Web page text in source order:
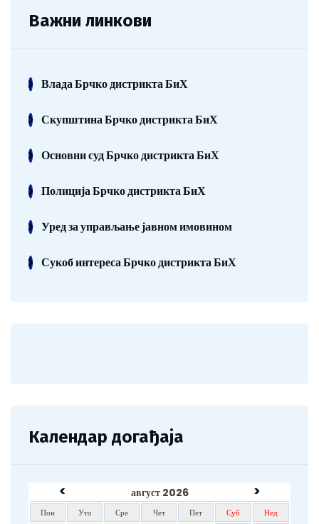
Важни линкови
Влада Брчко дистрикта БиХ
Скупштина Брчко дистрикта БиХ
Основни суд Брчко дистрикта БиХ
Полиција Брчко дистрикта БиХ
Уред за управљање јавном имовином
Сукоб интереса Брчко дистрикта БиХ
Календар догађаја
< август 2026 >
Пон Уто Сре Чет Пет Суб Нед